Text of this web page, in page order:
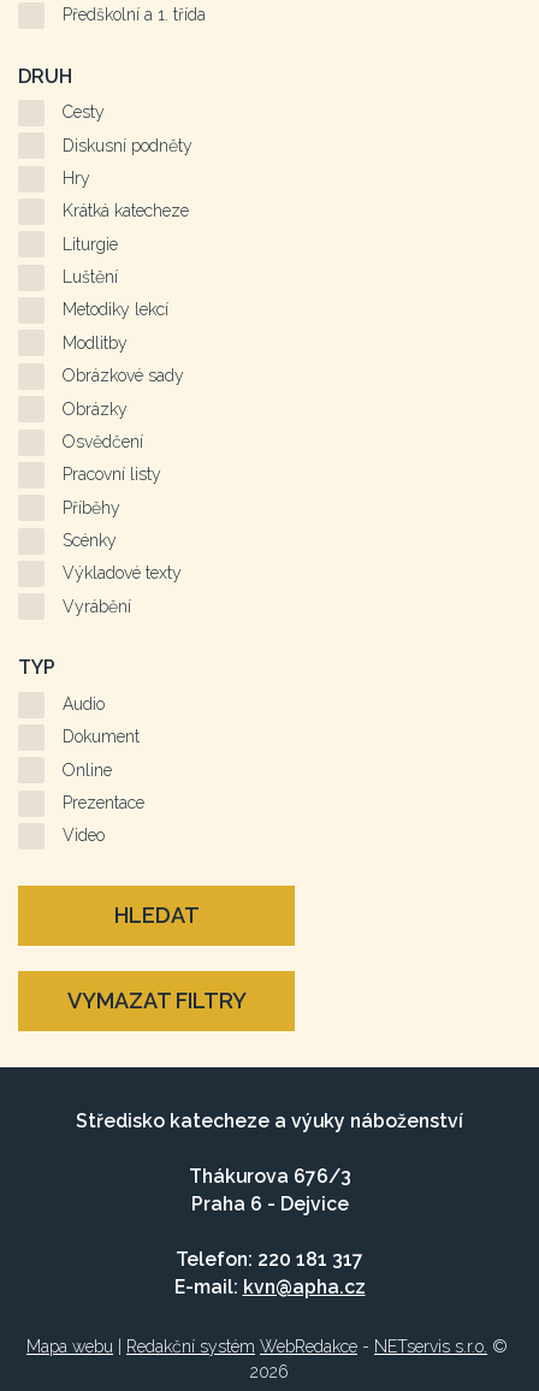
Předškolní a 1. třída
DRUH
Cesty
Diskusní podněty
Hry
Krátká katecheze
Liturgie
Luštění
Metodiky lekcí
Modlitby
Obrázkové sady
Obrázky
Osvědčení
Pracovní listy
Příběhy
Scénky
Výkladové texty
Vyrábění
TYP
Audio
Dokument
Online
Prezentace
Video
HLEDAT
VYMAZAT FILTRY
Středisko katecheze a výuky náboženství
Thákurova 676/3
Praha 6 - Dejvice
Telefon: 220 181 317
E-mail: kvn@apha.cz
Mapa webu Redakční systém WebRedakce - NETservis s.r.o. ©
2026